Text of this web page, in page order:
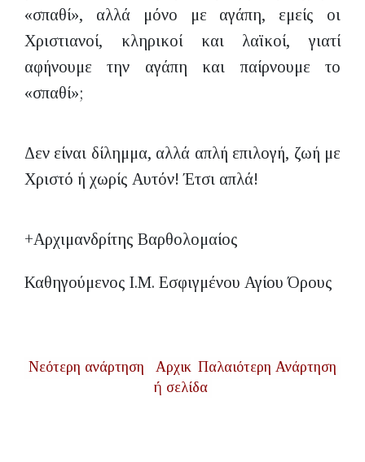
«σπαθί», αλλά μόνο με αγάπη, εμείς οι
Χριστιανοί, κληρικοί και λαϊκοί, γιατί
αφήνουμε την αγάπη και παίρνουμε το
«σπαθί»;
Δεν είναι δίλημμα, αλλά απλή επιλογή, ζωή με
Χριστό ή χωρίς Αυτόν! Έτσι απλά!
+Αρχιμανδρίτης Βαρθολομαίος
Καθηγούμενος Ι.Μ. Εσφιγμένου Αγίου Όρους
Νεότερη ανάρτηση Παλαιότερη Ανάρτηση
Αρχικ
ή σελίδα